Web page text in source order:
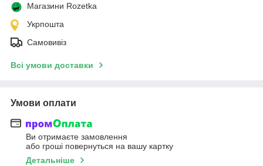
Магазини Rozetka
Укрпошта
Самовивіз
Всі умови доставки
Умови оплати
Ви отримаєте замовлення
або гроші повернуться на вашу картку
Детальніше